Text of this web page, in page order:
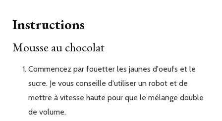
Instructions
Mousse au chocolat
Commencez par fouetter les jaunes d'oeufs et le
sucre. Je vous conseille d'utiliser un robot et de
mettre à vitesse haute pour que le mélange double
de volume.